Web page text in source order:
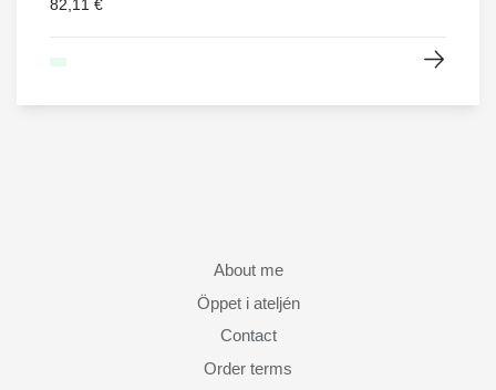
82,11 €
About me
Öppet i ateljén
Contact
Order terms